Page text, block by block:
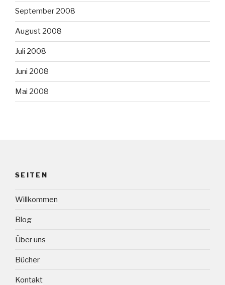
September 2008
August 2008
Juli 2008
Juni 2008
Mai 2008
SEITEN
Willkommen
Blog
Über uns
Bücher
Kontakt